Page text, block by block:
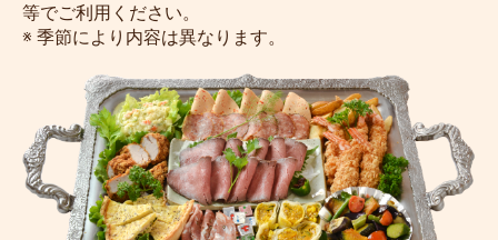
等でご利用ください。
※ 季節により内容は異なります。